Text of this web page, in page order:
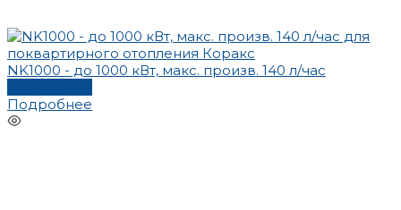
NK1000 - до 1000 кВт, макс. произв. 140 л/час
Подробнее